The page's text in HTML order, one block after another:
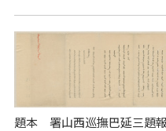
題本 署山西巡撫巴延三題